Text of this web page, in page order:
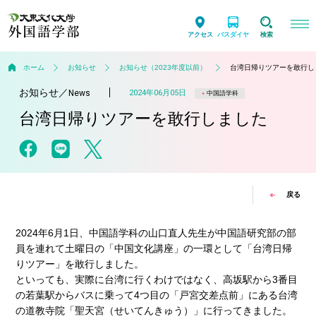
アクセス バスダイヤ 検索
ホーム お知らせ お知らせ（2023年度以前） 台湾日帰りツアーを敢行し
お知らせ／ News 2024年06月05日 中国語学科
台湾日帰りツアーを敢行しました
戻る
2024年6月1日、中国語学科の山口直人先生が中国語研究部の部
員を連れて土曜日の「中国文化講座」の一環として「台湾日帰
りツアー」を敢行しました。
といっても、実際に台湾に行くわけではなく、高坂駅から3番目
の若葉駅からバスに乗って4つ目の「戸宮交差点前」にある台湾
の道教寺院「聖天宮（せいてんきゅう）」に行ってきました。